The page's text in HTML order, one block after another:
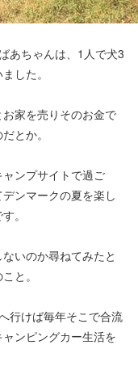
あちゃんは、1人で犬3
した。
家を売りそのお金で
とか。
ンプサイトで過ご
ンマークの夏を楽し
。
いのか尋ねてみたと
と。
行けば毎年そこで合流
ンピングカー生活を